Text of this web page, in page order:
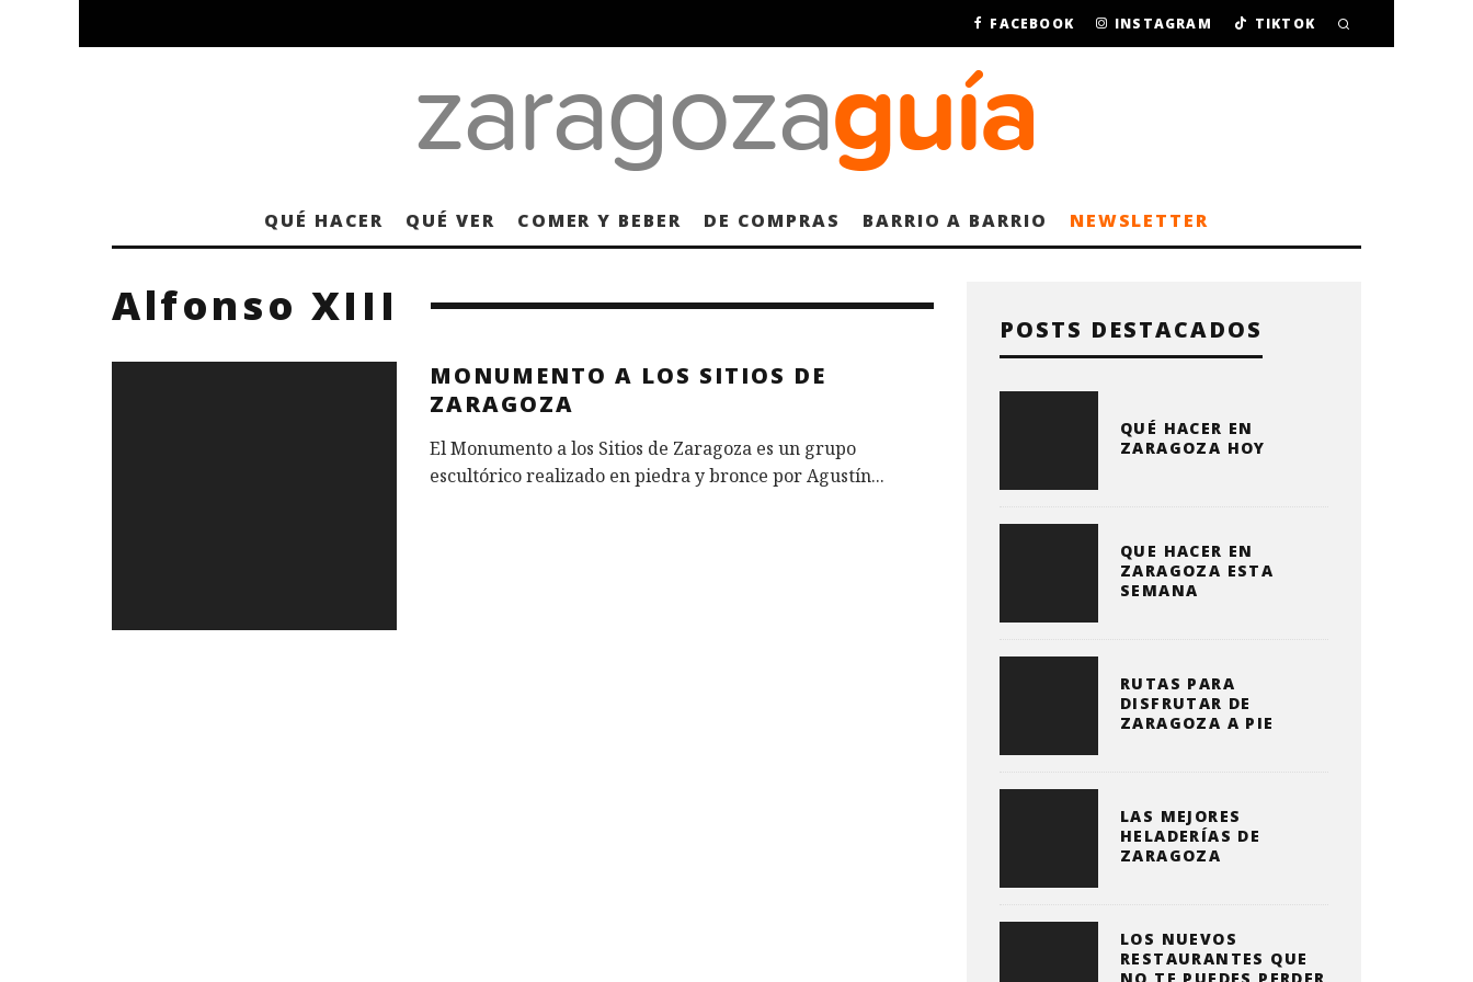
FACEBOOK INSTAGRAM TIKTOK
QUÉ HACER QUÉ VER COMER Y BEBER DE COMPRAS BARRIO A BARRIO NEWSLETTER
Alfonso XIII
MONUMENTO A LOS SITIOS DE
ZARAGOZA
El Monumento a los Sitios de Zaragoza es un grupo
escultórico realizado en piedra y bronce por Agustín...
POSTS DESTACADOS
QUÉ HACER EN
ZARAGOZA HOY
QUE HACER EN
ZARAGOZA ESTA
SEMANA
RUTAS PARA
DISFRUTAR DE
ZARAGOZA A PIE
LAS MEJORES
HELADERÍAS DE
ZARAGOZA
LOS NUEVOS
RESTAURANTES QUE
NO TE PUEDES PERDER